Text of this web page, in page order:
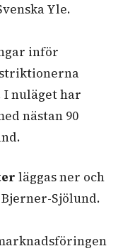
Yle.
inför
nuläget har
nästan 90
läggas ner och
Sjölund.